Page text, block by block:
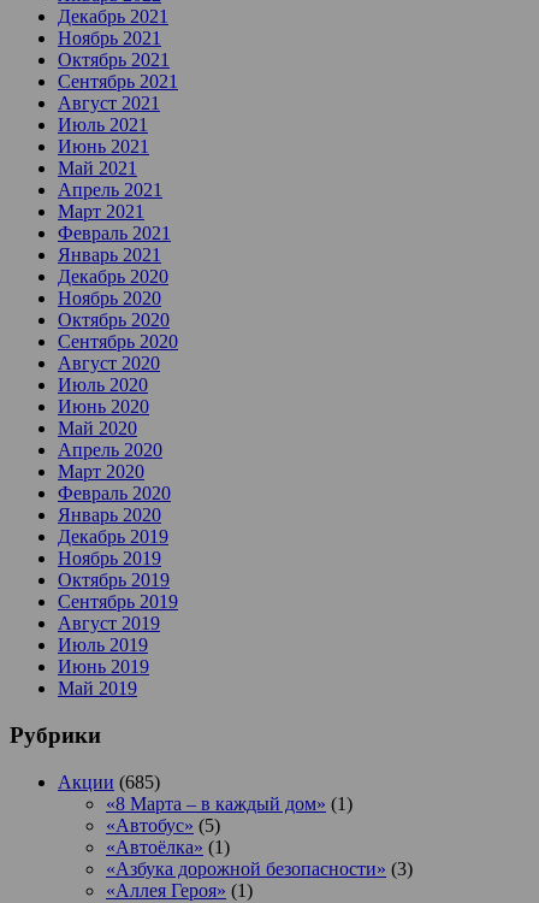
Декабрь 2021
Ноябрь 2021
Октябрь 2021
Сентябрь 2021
Август 2021
Июль 2021
Июнь 2021
Май 2021
Апрель 2021
Март 2021
Февраль 2021
Январь 2021
Декабрь 2020
Ноябрь 2020
Октябрь 2020
Сентябрь 2020
Август 2020
Июль 2020
Июнь 2020
Май 2020
Апрель 2020
Март 2020
Февраль 2020
Январь 2020
Декабрь 2019
Ноябрь 2019
Октябрь 2019
Сентябрь 2019
Август 2019
Июль 2019
Июнь 2019
Май 2019
Рубрики
Акции (685)
«8 Марта – в каждый дом» (1)
«Автобус» (5)
«Автоёлка» (1)
«Азбука дорожной безопасности» (3)
«Аллея Героя» (1)